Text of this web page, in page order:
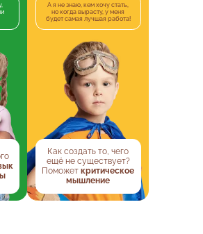
А я не знаю, кем хочу стать,
но когда вырасту, у меня
будет самая лучшая работа!
Как создать то, чего
ещё не существует?
Поможеткритическое
мышление